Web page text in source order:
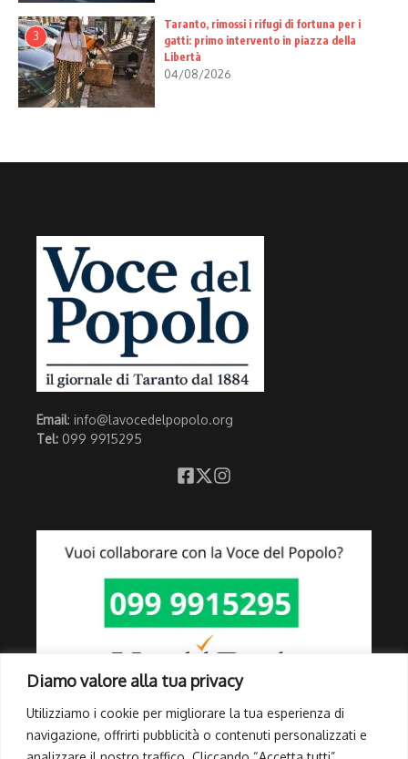
Diamo valore alla tua privacy
Utilizziamo i cookie per migliorare la tua esperienza di
navigazione, offrirti pubblicità o contenuti personalizzati e
3
Taranto, rimossi i rifugi di fortuna per i
gatti: primo intervento in piazza della
Libertà
04/08/2026
Email: info@lavocedelpopolo.org
Tel: 099 9915295